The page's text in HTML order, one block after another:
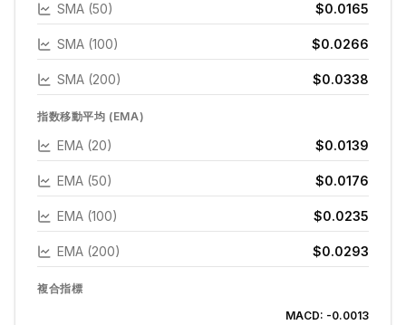
SMA (50) $0.0165
SMA (100) $0.0266
SMA (200) $0.0338
指数移動平均 (EMA)
EMA (20) $0.0139
EMA (50) $0.0176
EMA (100) $0.0235
EMA (200) $0.0293
複合指標
MACD: -0.0013